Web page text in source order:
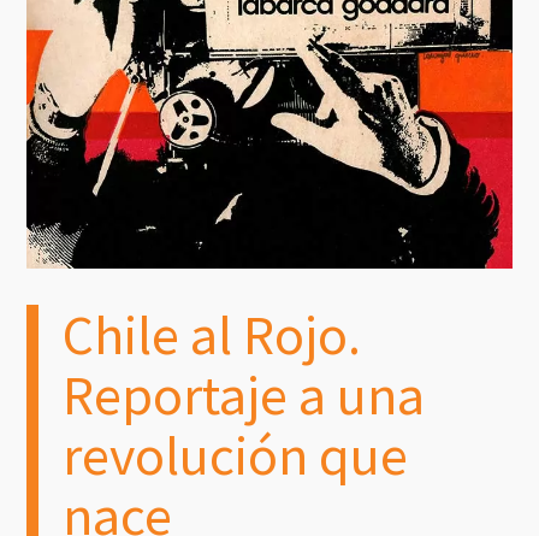
Chile al Rojo.
Reportaje a una
revolución que
nace